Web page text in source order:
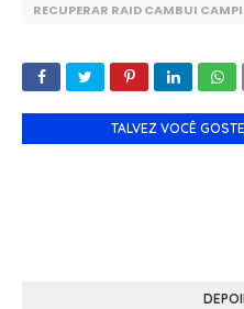
RECUPERAR RAID CAMBUI
TALVEZ VOCÊ